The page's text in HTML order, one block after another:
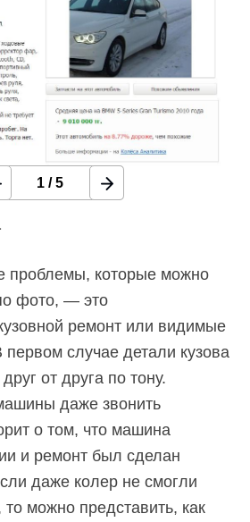
1 /5
проблемы, которые можно
фото, — это
ремонт или видимые
первом случае детали кузова
от друга по тону.
даже звонить
о том, что машина
и ремонт был сделан
даже колер не смогли
то можно представить, как